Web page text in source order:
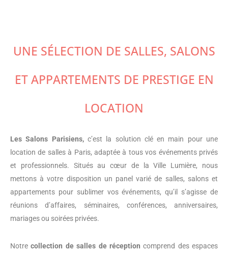
UNE SÉLECTION DE SALLES, SALONS
ET APPARTEMENTS DE PRESTIGE EN
LOCATION
Les Salons Parisiens,c’est la solution clé en main pour une
location de salles à Paris, adaptée à tous vos événements privés
et professionnels. Situés au cœur de la Ville Lumière, nous
mettons à votre disposition un panel varié de salles, salons et
appartements pour sublimer vos événements, qu’il s’agisse de
réunions d’affaires, séminaires, conférences, anniversaires,
mariages ou soirées privées.
Notrecollection de salles de réception comprend des espaces